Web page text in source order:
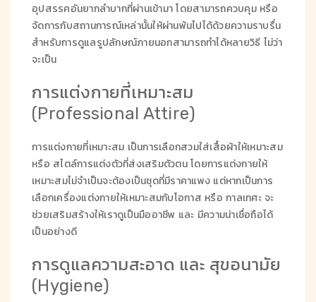
อุปสรรคอันยากลำบากที่ผ่านเข้ามา โดยสามารถควบคุม หรือ
จัดการกับสถานการณ์เหล่านั้นให้ผ่านพ้นไปได้ด้วยความราบรื่น
สำหรับการดูแลรูปลักษณ์ภายนอกสามารถทำได้หลายวิธี ไม่ว่า
จะเป็น
การแต่งกายที่เหมาะสม
(Professional Attire)
การแต่งกายที่เหมาะสม เป็นการเลือกสวมใส่เสื้อผ้าให้เหมาะสม
หรือ สไตล์การแต่งตัวที่ส่งเสริมตัวตน โดยการแต่งกายให้
เหมาะสมไม่จำเป็นจะต้องเป็นชุดที่มีราคาแพง แต่หากเป็นการ
เลือกเครื่องแต่งกายให้เหมาะสมกับโอกาส หรือ กาลเทศะ จะ
ช่วยเสริมสร้างให้เราดูเป็นมืออาชีพ และ มีความน่าเชื่อถือได้
เป็นอย่างดี
การดูแลความสะอาด และ สุขอนามัย
(Hygiene)